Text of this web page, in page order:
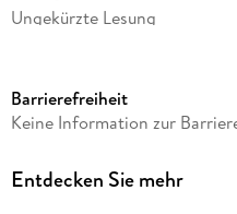
Ungekürzte Lesung
Dateigröße
Laufzeit
Barrierefreiheit
Keine Information zur
Entdecken Sie mehr